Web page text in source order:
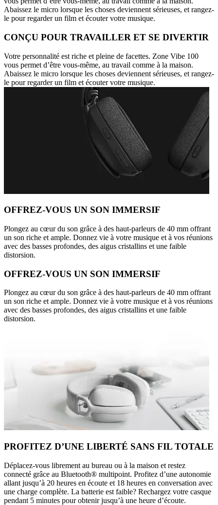
Abaissez le micro lorsque les choses deviennent sérieuses, et rangez-
le pour regarder un film et écouter votre musique.
CONÇU POUR TRAVAILLER ET SE DIVERTIR
Votre personnalité est riche et pleine de facettes. Zone Vibe 100
vous permet d’être vous-même, au travail comme à la maison.
Abaissez le micro lorsque les choses deviennent sérieuses, et rangez-
le pour regarder un film et écouter votre musique.
OFFREZ-VOUS UN SON IMMERSIF
Plongez au cœur du son grâce à des haut-parleurs de 40 mm offrant
un son riche et ample. Donnez vie à votre musique et à vos réunions
avec des basses profondes, des aigus cristallins et une faible
distorsion.
OFFREZ-VOUS UN SON IMMERSIF
Plongez au cœur du son grâce à des haut-parleurs de 40 mm offrant
un son riche et ample. Donnez vie à votre musique et à vos réunions
avec des basses profondes, des aigus cristallins et une faible
distorsion.
PROFITEZ D’UNE LIBERTÉ SANS FIL TOTALE
Déplacez-vous librement au bureau ou à la maison et restez
connecté grâce au Bluetooth® multipoint. Profitez d’une autonomie
allant jusqu’à 20 heures en écoute et 18 heures en conversation avec
une charge complète. La batterie est faible? Rechargez votre casque
pendant 5 minutes pour obtenir jusqu’à une heure d’écoute.